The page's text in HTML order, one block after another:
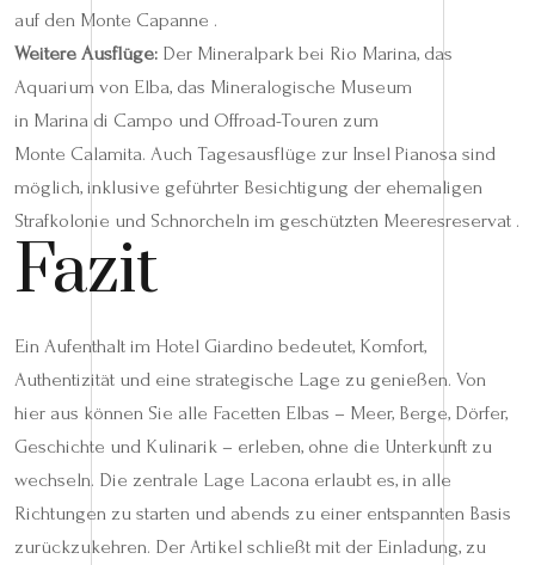
auf den Monte Capanne .
Weitere Ausflüge: Der Mineralpark bei Rio Marina, das
Aquarium von Elba, das Mineralogische Museum
in Marina di Campo und Offroad-Touren zum
Monte Calamita. Auch Tagesausflüge zur Insel Pianosa sind
möglich, inklusive geführter Besichtigung der ehemaligen
Strafkolonie und Schnorcheln im geschützten Meeresreservat .
Fazit
Ein Aufenthalt im Hotel Giardino bedeutet, Komfort,
Authentizität und eine strategische Lage zu genießen. Von
hier aus können Sie alle Facetten Elbas – Meer, Berge, Dörfer,
Geschichte und Kulinarik – erleben, ohne die Unterkunft zu
wechseln. Die zentrale Lage Lacona erlaubt es, in alle
Richtungen zu starten und abends zu einer entspannten Basis
zurückzukehren. Der Artikel schließt mit der Einladung, zu